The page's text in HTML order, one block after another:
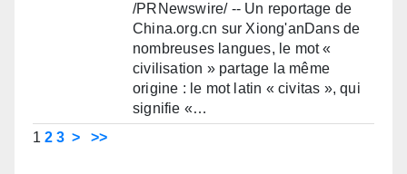
/PRNewswire/ -- Un reportage de
China.org.cn sur Xiong'anDans de
nombreuses langues, le mot «
civilisation » partage la même
origine : le mot latin « civitas », qui
signifie «…
1 2 3 > >>